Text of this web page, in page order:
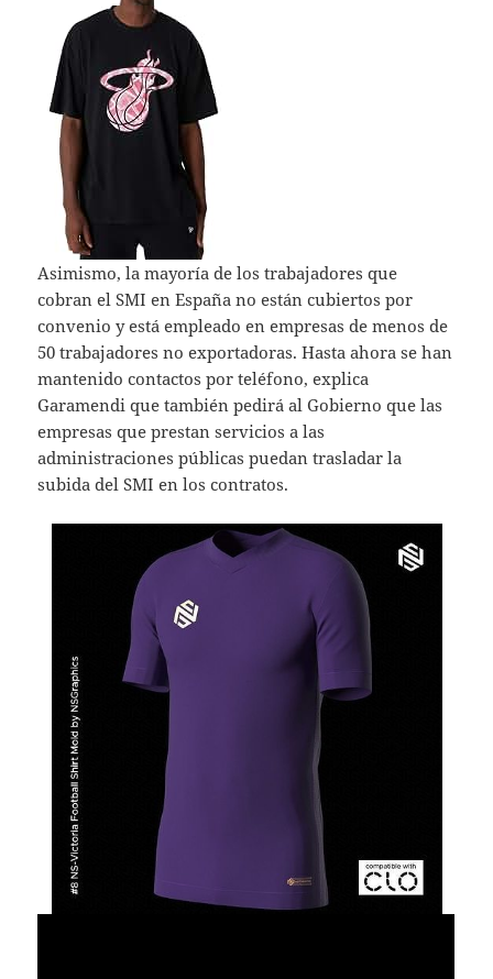
Asimismo, la mayoría de los trabajadores que
cobran el SMI en España no están cubiertos por
convenio y está empleado en empresas de menos de
50 trabajadores no exportadoras. Hasta ahora se han
mantenido contactos por teléfono, explica
Garamendi que también pedirá al Gobierno que las
empresas que prestan servicios a las
administraciones públicas puedan trasladar la
subida del SMI en los contratos.